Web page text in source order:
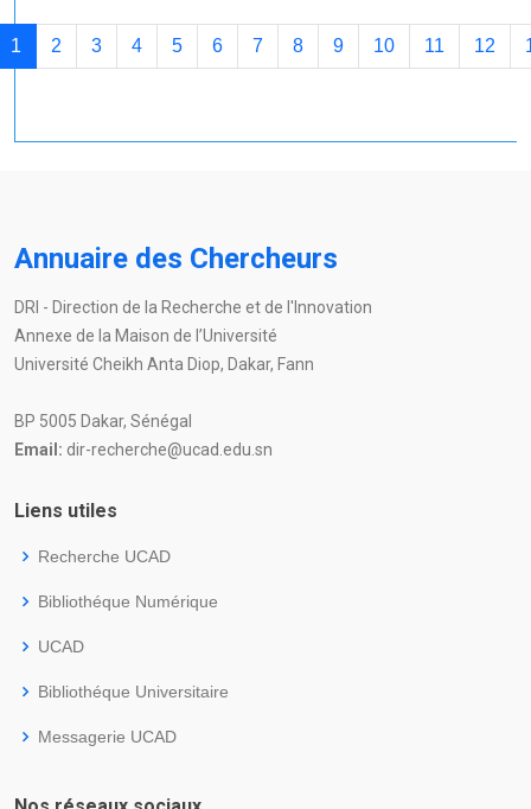
1 2 3 4 5 6 7 8 9 10 11 12
Annuaire des Chercheurs
DRI - Direction de la Recherche et de l'Innovation
Annexe de la Maison de l’Université
Université Cheikh Anta Diop, Dakar, Fann
BP 5005 Dakar, Sénégal
Email: dir-recherche@ucad.edu.sn
Liens utiles
Recherche UCAD
Bibliothéque Numérique
UCAD
Bibliothéque Universitaire
Messagerie UCAD